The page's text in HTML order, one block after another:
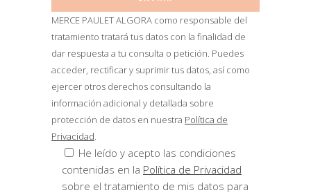
MERCE PAULET ALGORA como responsable del
tratamiento tratará tus datos con la finalidad de
dar respuesta a tu consulta o petición. Puedes
acceder, rectificar y suprimir tus datos, así como
ejercer otros derechos consultando la
información adicional y detallada sobre
protección de datos en nuestra Política de
Privacidad.
He leído y acepto las condiciones
contenidas en la Política de Privacidad
sobre el tratamiento de mis datos para